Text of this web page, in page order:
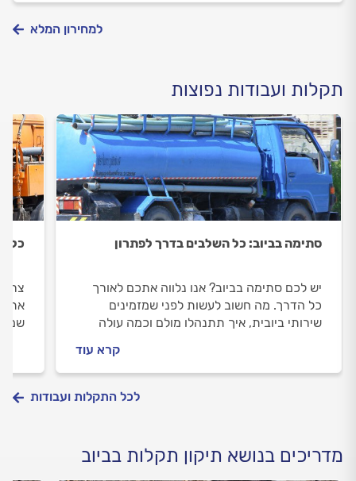
למחירון המלא
תקלות ועבודות נפוצות
סתימה בביוב: כל השלבים בדרך לפתרון
יש לכם סתימה בביוב? אנו נלווה אתכם לאורך
כל הדרך. מה חשוב לעשות לפני שמזמינים
שירותי ביובית, איך תתנהלו מולם וכמה עולה
קרא עוד
כל
לכל התקלות ועבודות
מדריכים בנושא תיקון תקלות בביוב